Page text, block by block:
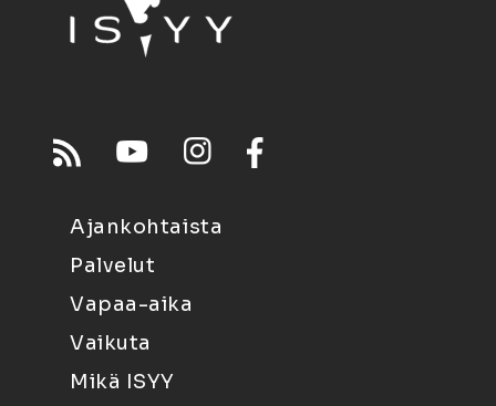
Ajankohtaista
Palvelut
Vapaa-aika
Vaikuta
Mikä ISYY